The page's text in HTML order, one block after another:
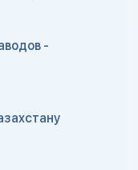
-